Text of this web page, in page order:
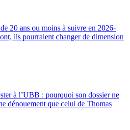
20 ans ou moins à suivre en 2026-
ils pourraient changer de dimension
à l’UBB : pourquoi son dossier ne
dénouement que celui de Thomas